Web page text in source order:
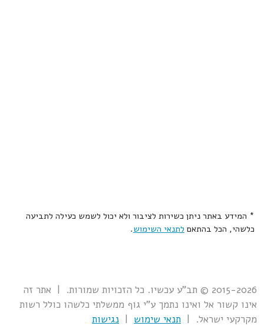
* המידע באתר ניתן כשירות לציבור ולא יכול לשמש כעילה לתביעה
כלשהי, הכל בהתאם לתנאי השימוש.
2015-2026 © תב"ע עכשיו. כל הזכויות שמורות. | אתר זה
אינו קשור אל ואינו נתמך ע"י גוף ממשלתי כלשהו כולל רשות
מקרקעי ישראל. | תנאי שימוש | נגישות